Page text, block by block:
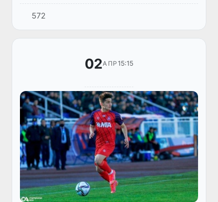
чемпионской гонке Испании, но теперь
идущий вторым «Реал» отстает всего на три
очка, а «Барселона» в случае по...
572
02АПР15:15